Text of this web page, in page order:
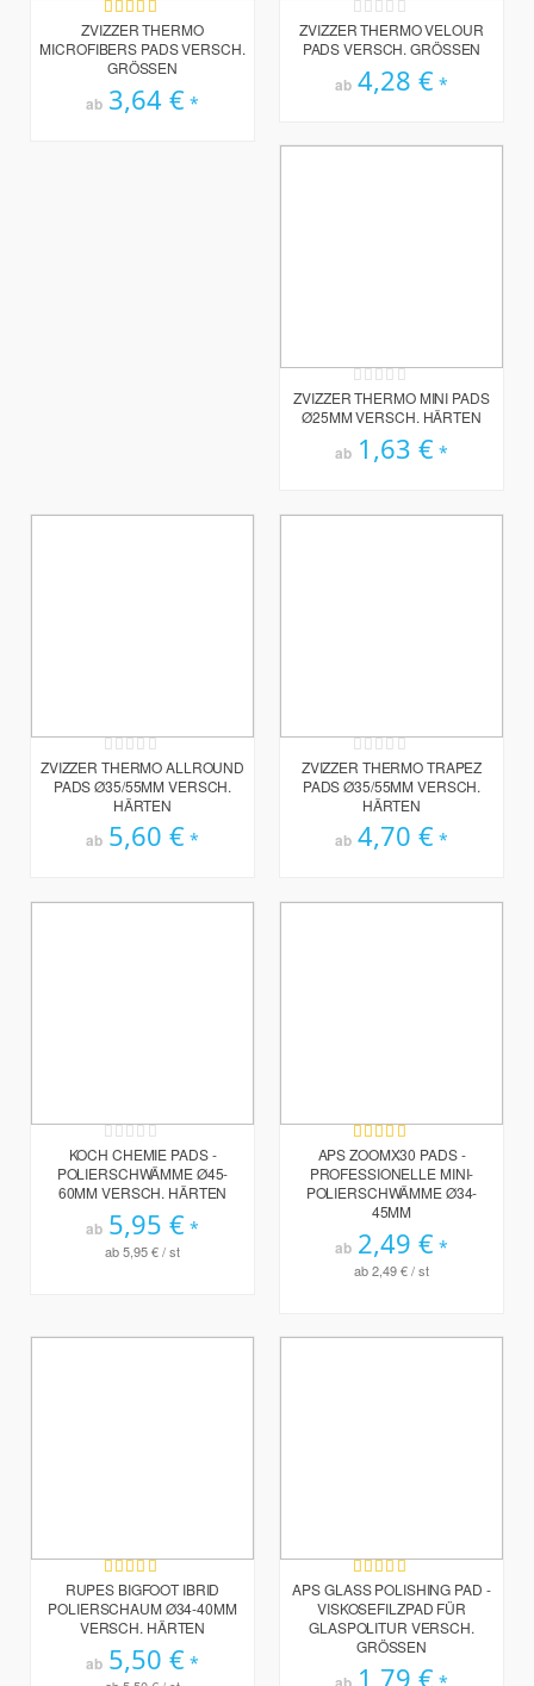
Bewertung:
100%
ZVIZZER THERMO
MICROFIBERS PADS VERSCH.
GRÖSSEN
ab 3,64 €
Rating:
0%
ZVIZZER THERMO VELOUR
PADS VERSCH. GRÖSSEN
ab 4,28 €
Rating:
0%
ZVIZZER THERMO MINI PADS
Ø25MM VERSCH. HÄRTEN
ab 1,63 €
Rating:
0%
ZVIZZER THERMO ALLROUND
PADS Ø35/55MM VERSCH.
HÄRTEN
ab 5,60 €
Rating:
0%
ZVIZZER THERMO TRAPEZ
PADS Ø35/55MM VERSCH.
HÄRTEN
ab 4,70 €
Rating:
0%
KOCH CHEMIE PADS -
POLIERSCHWÄMME Ø45-
60MM VERSCH. HÄRTEN
ab 5,95 €
ab5,95 €/ st
Bewertung:
100%
APS ZOOMX30 PADS -
PROFESSIONELLE MINI-
POLIERSCHWÄMME Ø34-
45MM
ab 2,49 €
ab2,49 €/ st
Bewertung:
100%
RUPES BIGFOOT IBRID
POLIERSCHAUM Ø34-40MM
VERSCH. HÄRTEN
ab 5,50 €
Bewertung:
95%
APS GLASS POLISHING PAD -
VISKOSEFILZPAD FÜR
GLASPOLITUR VERSCH.
GRÖSSEN
1,79 €